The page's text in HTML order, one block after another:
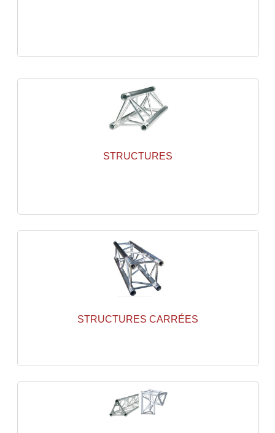
Ponts - Portiques
Praticable Et Accessoires
Structure Echelle 290 Asd
Structure Et Angles Quatro Deco
Structures
Tour De Travail Et Échafaudage
Flight-Case (s) Et Accessoires
Flight Case Plasma Et Écran LCD
Flight-Case CDs Et Disques Vinyls
Flight-Case Pour Contrôleur DJ
STRUCTURES
STRUCTURES CARRÉES